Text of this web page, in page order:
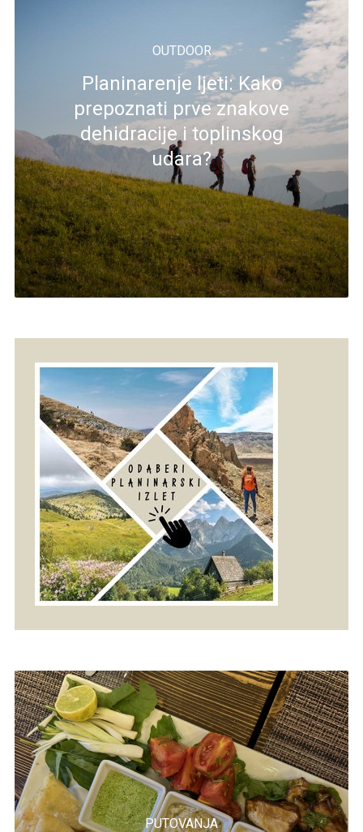
OUTDOOR
Planinarenje ljeti: Kako
prepoznati prve znakove
dehidracije i toplinskog
udara?
PUTOVANJA